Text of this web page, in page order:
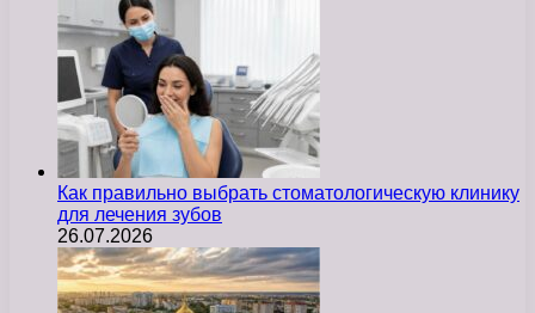
Как правильно выбрать стоматологическую клинику
для лечения зубов
26.07.2026